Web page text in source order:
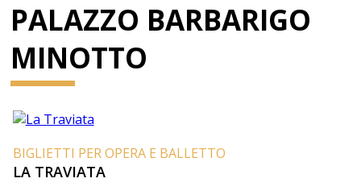
PALAZZO BARBARIGO
MINOTTO
BIGLIETTI PER OPERA E BALLETTO
LA TRAVIATA